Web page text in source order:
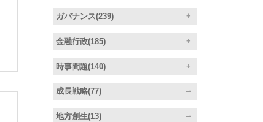
ガバナンス(239)
金融行政(185)
時事問題(140)
成長戦略(77)
地方創生(13)